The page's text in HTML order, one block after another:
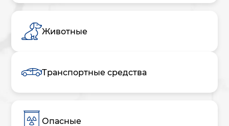
Животные
Транспортные средства
Опасные